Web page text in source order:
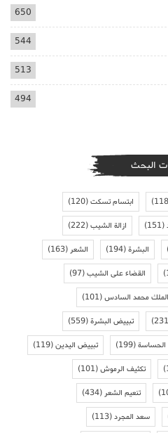
650
544
513
494
البحث
ابتسام تسكت(120)
(151) ازالة الشيب(222)
البشرة(194) الشعر(163)
القضاء على الشيب(97)
الملك محمد السادس(101)
تبييض البشرة(559)
الحساسة(199) تبييض اليدين(119)
تكثيف الرموش(101)
تنعيم الشعر(434)
سعد المجرد(113)